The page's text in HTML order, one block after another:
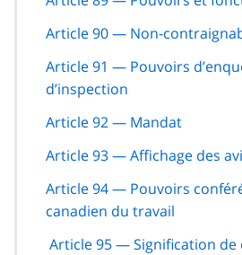
Article 90 — Non-
Article 91 — Pouvoirs
d’inspection
Article 92 — Mandat
Article 93 — Affichage des
Article 94 — Pouvoirs
canadien du travail
Article 95 — Signification de